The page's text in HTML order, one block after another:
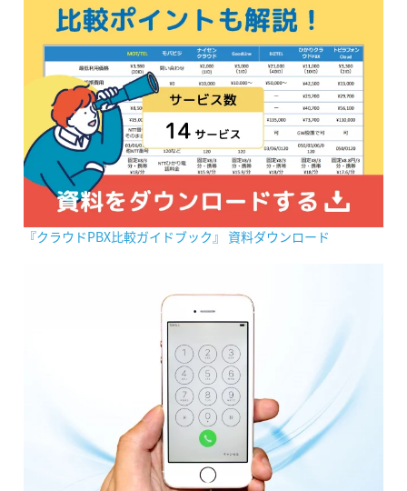
『クラウドPBX比較ガイドブック』 資料ダウンロード